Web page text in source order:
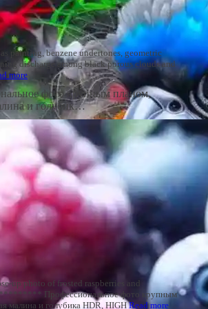
painting, benzene undertones, geometric
discharge among black porous clouds and
more
фото крупным планом,
и голубик…
up photo of frosted raspberries and
Профессиональное фото крупным
малина и голубика HDR, HIGHRead more